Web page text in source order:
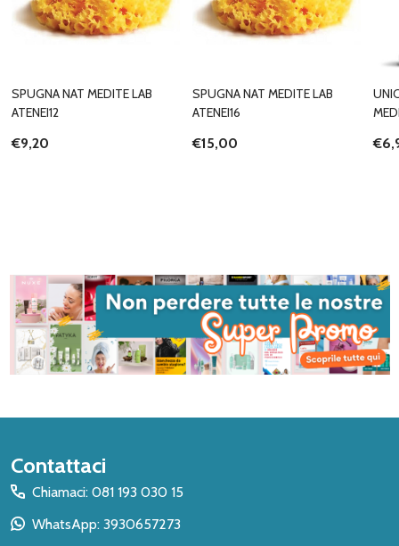
SPUGNA NAT MEDITE LAB
ATENEI12
€9,20
SPUGNA NAT MEDITE LAB
ATENEI16
€15,00
Inizio
del
piè
Contattaci
Chiamaci: 081 193 030 15
WhatsApp: 3930657273